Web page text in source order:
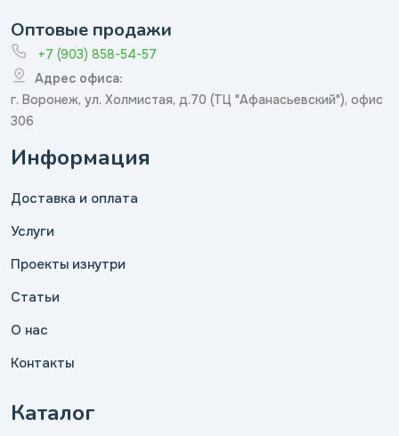
Оптовые продажи
+7 (903) 858-54-57
Адрес офиса:
г. Воронеж, ул. Холмистая, д.70 (ТЦ "Афанасьевский"), офис
306
Информация
Доставка и оплата
Услуги
Проекты изнутри
Статьи
О нас
Контакты
Каталог